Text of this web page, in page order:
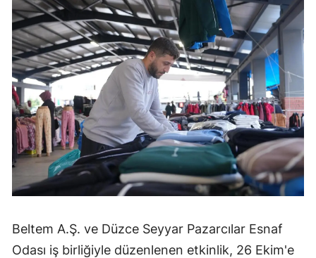
Beltem A.Ş. ve Düzce Seyyar Pazarcılar Esnaf
Odası iş birliğiyle düzenlenen etkinlik, 26 Ekim'e